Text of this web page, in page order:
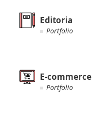
Editoria
Portfolio
E-commerce
Portfolio